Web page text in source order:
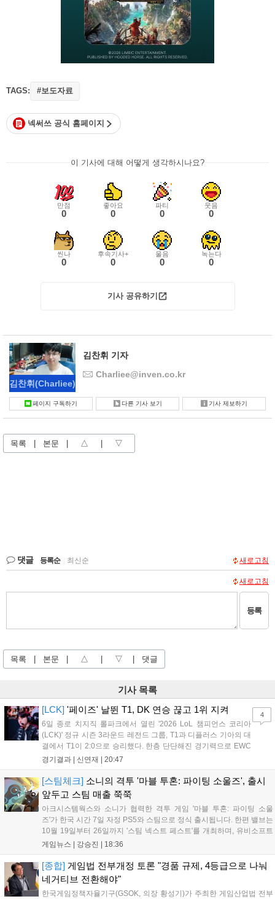
TAGS: #보도자료
넥써쓰 공식 홈페이지
이 기사에 대해 어떻게 생각하시나요?
만점
0
좋아요
0
파티
0
웃음
0
씬나
0
후속기사+
0
울음
0
녹는다
0
기사 공유하기
김찬휘(Charliee)
김찬휘 기자
Charliee@inven.co.kr
페이지 구독하기 다른 기사 보기 기사 제보하기
목록 본문 △ ▽
댓글 등록순 최신순 새로고침
새로고침
등록
목록 본문 △ ▽ 댓글
기사 목록
[LCK] '페이즈' 날뛴 T1, DK 연승 끊고 1위 지켜
6일 종로 치지직 롤파크에서 열린 '2026 LoL 챔피언스 코리아
(LCK)' 정규 시즌 3라운드 레전드 그룹, T1과 디플러스 기아의 대
결에서 T1이 2:0으로 승리했다. 한층 단단해진 경기력으로 EWC
우승을 기점으로 파죽지세의 연승을 이어가던 디플러스 기아를
T1은 첫 드래곤을 두드렸...
경기결과 | 신연재 | 20:47
4
[스팀체크] 소니의 격투 '마블 투혼: 파이팅 소울즈', 출시
앞두고 스팀 매출 쭉쭉
아크시스템웍스와 소니가 협력한 격투 게임 '마블 투혼: 파이팅 소울
즈'가 한국 시간 7일 자정 PS5와 스팀으로 정식 출시됩니다. 한편 밸브는
10월 19일부터 26일까지 '스팀 넥스트 페스트'를 개최하며, 유비소프트
의 '더 디비전 리서전스'가 스팀에 출시되었고, 농장 시뮬레이션 '돌록 타
각기 다른 장르에서 이용자들의 기대를 모으고 있습니다....
게임뉴스 | 강승진 | 18:36
[종합] 게임법 전부개정 토론 "경품 규제, 4등급으로 나눠
네거티브 전환해야"
한국게임정책자율기구(GSOK, 의장 황성기)가 주최한 게임산업법 전부